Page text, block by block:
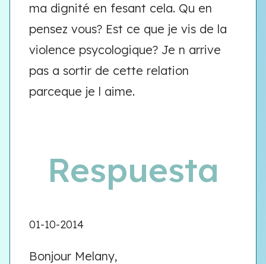
ma dignité en fesant cela. Qu en
pensez vous? Est ce que je vis de la
violence psycologique? Je n arrive
pas a sortir de cette relation
parceque je l aime.
Respuesta
01-10-2014
Bonjour Melany,